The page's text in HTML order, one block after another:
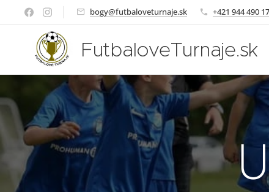
bogy@futbaloveturnaje.sk +421 944 490
FutbaloveTurnaje.sk